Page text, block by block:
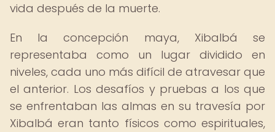
vida después de la muerte.
En la concepción maya, Xibalbá se
representaba como un lugar dividido en
niveles, cada uno más difícil de atravesar que
el anterior. Los desafíos y pruebas a los que
se enfrentaban las almas en su travesía por
Xibalbá eran tanto físicos como espirituales,